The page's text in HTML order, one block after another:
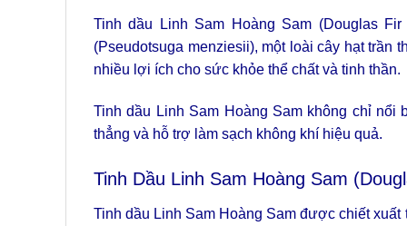
Tinh dầu Linh Sam Hoàng Sam (Douglas
(Pseudotsuga menziesii), một loài cây hạt
nhiều lợi ích cho sức khỏe thể chất và tinh thần.
Tinh dầu Linh Sam Hoàng Sam không chỉ nổi
thẳng và hỗ trợ làm sạch không khí hiệu quả.
Tinh Dầu Linh Sam Hoàng Sam
Tinh dầu Linh Sam Hoàng Sam được chiết